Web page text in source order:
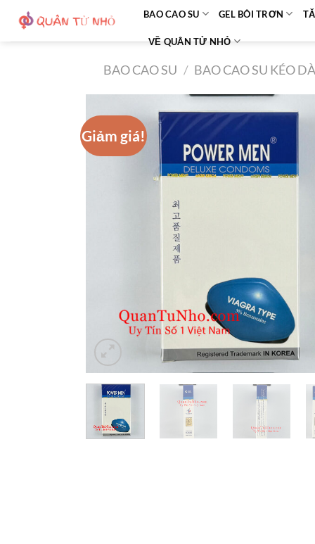
nội
BAO CAO SU GEL BÔI TRƠN
VỀ QUÂN TỬ NHỎ
BAO CAO SU / BAO CAO SU KÉO
Giảm giá!